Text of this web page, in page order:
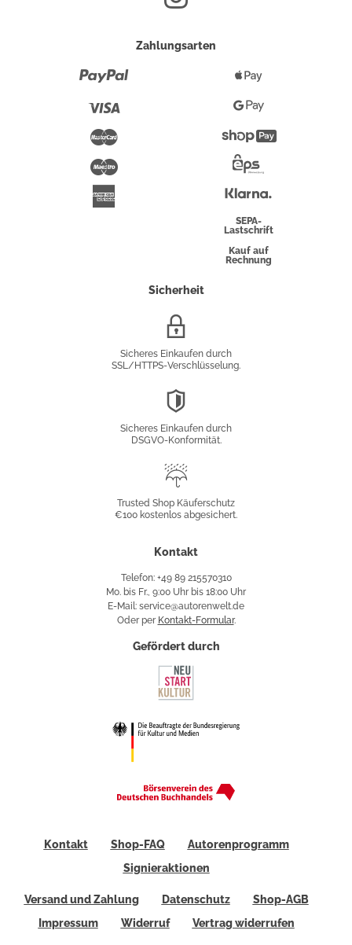
Zahlungsarten
Maestro
Pay
Google
Pay
Überweisung
SEPA-
Lastschrift
Kauf auf
Rechnung
Sicherheit
Sicheres Einkaufen durch
SSL/HTTPS-Verschlüsselung.
Sicheres Einkaufen durch
DSGVO-Konformität.
Käuferschutz
Trusted Shop Käuferschutz
€100 kostenlos abgesichert.
Kontakt
Telefon: +49 89 215570310
Mo. bis Fr., 9:00 Uhr bis 18:00 Uhr
E-Mail: service@autorenwelt.de
Oder per Kontakt-Formular.
Gefördert durch
Kontakt Shop-FAQ
Autorenprogramm
Signieraktionen
Versand und Zahlung Datenschutz
Shop-AGB
Impressum
Widerruf Vertrag widerrufen